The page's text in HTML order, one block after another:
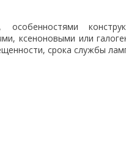
ксеноновыми или
срока службы